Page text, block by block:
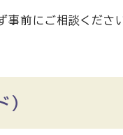
前にご相談ください